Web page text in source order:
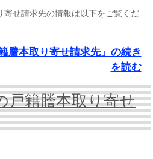
寄せ請求先の情報は以下をご覧くだ
謄本取り寄せ請求先」の続き
を読む
戸籍謄本取り寄せ